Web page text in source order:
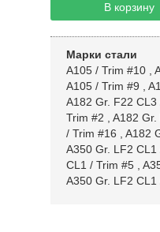
В корзину
Марки стали
A105 / Trim #10,
A105 / Trim #9
A182 Gr. F22 CL3
Trim #2
A182
/ Trim #16
A182
A350 Gr. LF2 CL1
CL1 / Trim #5,
A350 Gr. LF2 CL1